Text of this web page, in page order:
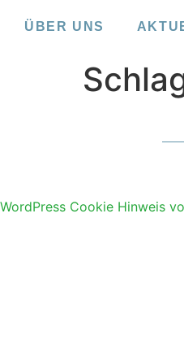
ÜBER UNS
WordPress Cookie Hinweis